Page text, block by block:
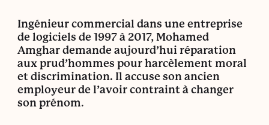
Ingénieur commercial dans une entreprise
de logiciels de 1997 à 2017, Mohamed
Amghar demande aujourd’hui réparation
aux prud’hommes pour harcèlement moral
et discrimination. Il accuse son ancien
employeur de l’avoir contraint à changer
son prénom.